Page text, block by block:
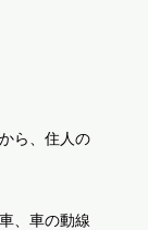
ら、住人の
、車の動線